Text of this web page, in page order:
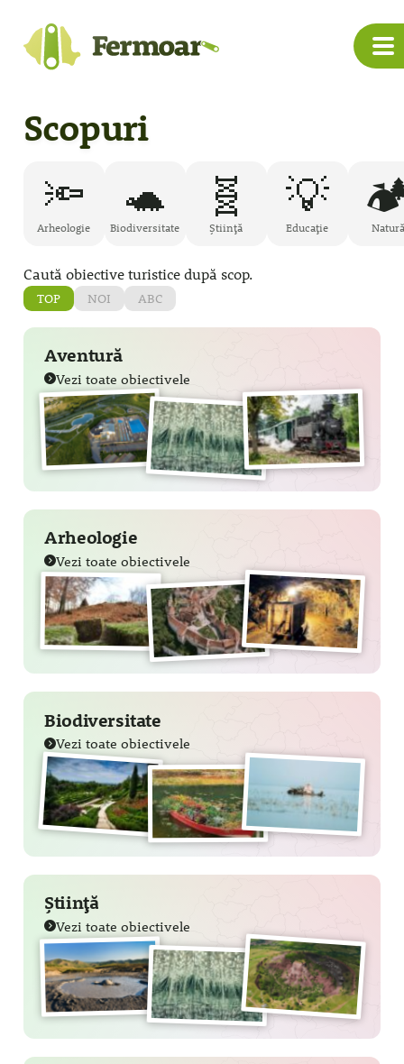
Scopuri
🔦
Arheologie
🐢
Biodiversitate
🧬
Știință
💡
Educație
Caută obiective turistice după scop.
TOP NOI ABC
Aventură
Vezi toate obiectivele
Arheologie
Vezi toate obiectivele
Biodiversitate
Vezi toate obiectivele
Știință
Vezi toate obiectivele